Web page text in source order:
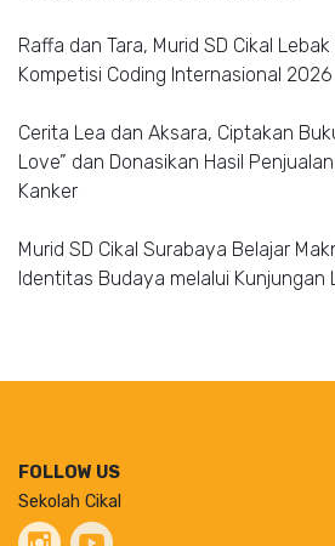
Raffa dan Tara, Murid SD Cikal
Kompetisi Coding Internasional 2026
Cerita Lea dan Aksara, Ciptakan
Love” dan Donasikan Hasil
Kanker
Murid SD Cikal Surabaya Belajar
Identitas Budaya melalui Kunjungan
FOLLOW US
Sekolah Cikal